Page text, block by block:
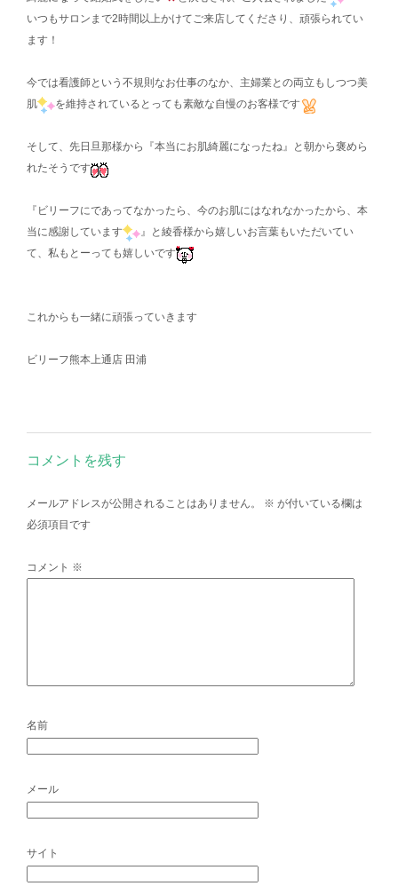
いつもサロンまで2時間以上かけてご来店してくださり、頑張られてい
ます！
今では看護師という不規則なお仕事のなか、主婦業との両立もしつつ美
肌
を維持されているとっても素敵な自慢のお客様です
そして、先日旦那様から『本当にお肌綺麗になったね』と朝から褒めら
れたそうです
『ビリーフにであってなかったら、今のお肌にはなれなかったから、本
当に感謝しています
』と綾香様から嬉しいお言葉もいただいてい
て、私もとーっても嬉しいです
これからも一緒に頑張っていきます
ビリーフ熊本上通店 田浦
コメントを残す
メールアドレスが公開されることはありません。 ※ が付いている欄は
必須項目です
コメント ※
名前
メール
サイト